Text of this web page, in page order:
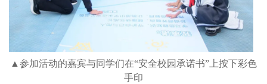
▲参加活动的嘉宾与同学们在“安全校园承诺书”上按下彩色
手印